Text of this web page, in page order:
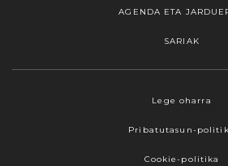
AGENDA ETA
SARIAK
Lege oharra
Pribatutasun-
Cookie-politika
Webgune honek cookieak
nabigatzeko nahiago duzun
Guztiz desaktibatzea ere